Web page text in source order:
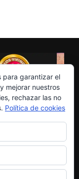
- Booking
porRara
para garantizar el
mejorar nuestros
rechazar las no
Política de cookies